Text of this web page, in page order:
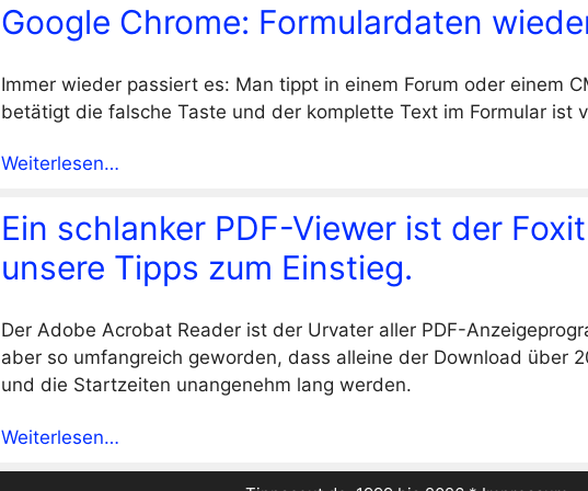
Google Chrome: Formulardaten
Immer wieder passiert es: Man tippt in einem Forum oder einem
betätigt die falsche Taste und der komplette Text im Formular ist
Weiterlesen…
Ein schlanker PDF-Viewer ist der
unsere Tipps zum Einstieg.
Der Adobe Acrobat Reader ist der Urvater aller PDF-
aber so umfangreich geworden, dass alleine der Download über
und die Startzeiten unangenehm lang werden.
Weiterlesen…